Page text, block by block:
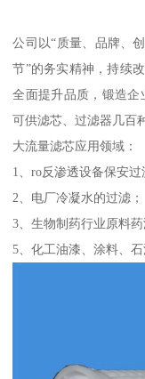
公司以“质量、品牌、
节”的务实精神，持续
全面提升品质，锻造企
可供滤芯、过滤器几百
大流量滤芯应用领域：
1、ro反渗透设备保安过
2、电厂冷凝水的过滤；
3、生物制药行业原料
5、化工油漆、涂料、石